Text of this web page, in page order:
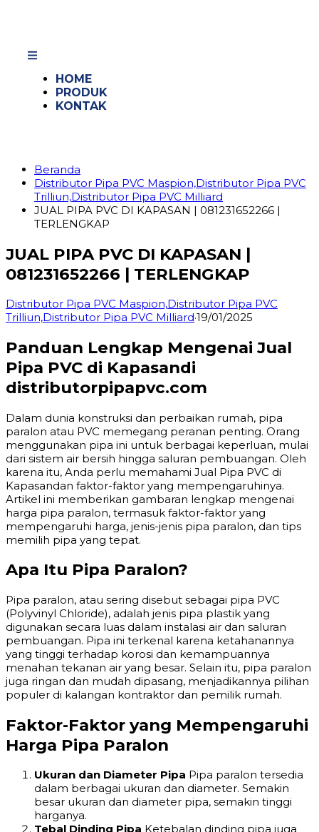
HOME
PRODUK
KONTAK
Beranda
Distributor Pipa PVC Maspion,Distributor Pipa PVC
Trilliun,Distributor Pipa PVC Milliard
JUAL PIPA PVC DI KAPASAN | 081231652266 |
TERLENGKAP
JUAL PIPA PVC DI KAPASAN |
081231652266 | TERLENGKAP
Distributor Pipa PVC Maspion,Distributor Pipa PVC
Trilliun,Distributor Pipa PVC Milliard·19/01/2025
Panduan Lengkap Mengenai Jual
Pipa PVC di Kapasandi
distributorpipapvc.com
Dalam dunia konstruksi dan perbaikan rumah, pipa
paralon atau PVC memegang peranan penting. Orang
menggunakan pipa ini untuk berbagai keperluan, mulai
dari sistem air bersih hingga saluran pembuangan. Oleh
karena itu, Anda perlu memahami Jual Pipa PVC di
Kapasandan faktor-faktor yang mempengaruhinya.
Artikel ini memberikan gambaran lengkap mengenai
harga pipa paralon, termasuk faktor-faktor yang
mempengaruhi harga, jenis-jenis pipa paralon, dan tips
memilih pipa yang tepat.
Apa Itu Pipa Paralon?
Pipa paralon, atau sering disebut sebagai pipa PVC
(Polyvinyl Chloride), adalah jenis pipa plastik yang
digunakan secara luas dalam instalasi air dan saluran
pembuangan. Pipa ini terkenal karena ketahanannya
yang tinggi terhadap korosi dan kemampuannya
menahan tekanan air yang besar. Selain itu, pipa paralon
juga ringan dan mudah dipasang, menjadikannya pilihan
populer di kalangan kontraktor dan pemilik rumah.
Faktor-Faktor yang Mempengaruhi
Harga Pipa Paralon
Ukuran dan Diameter Pipa Pipa paralon tersedia
dalam berbagai ukuran dan diameter. Semakin
besar ukuran dan diameter pipa, semakin tinggi
harganya.
Tebal Dinding Pipa Ketebalan dinding pipa juga